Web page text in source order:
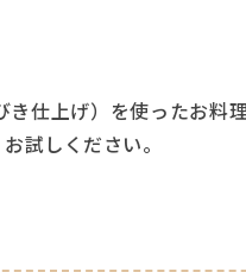
仕上げ）を使ったお料
試しください。